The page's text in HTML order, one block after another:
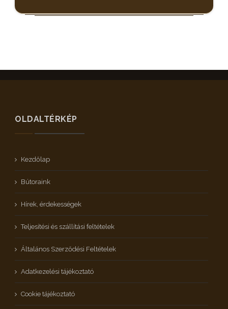
OLDALTÉRKÉP
Kezdőlap
Bútoraink
Hírek, érdekességek
Teljesítési és szállítási feltételek
Általános Szerződési Feltételek
Adatkezelési tájékoztató
Cookie tájékoztató